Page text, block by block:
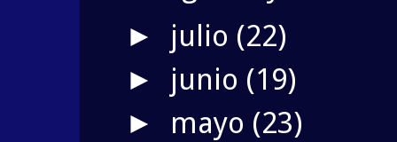
► julio (22)
► junio (19)
► mayo (23)